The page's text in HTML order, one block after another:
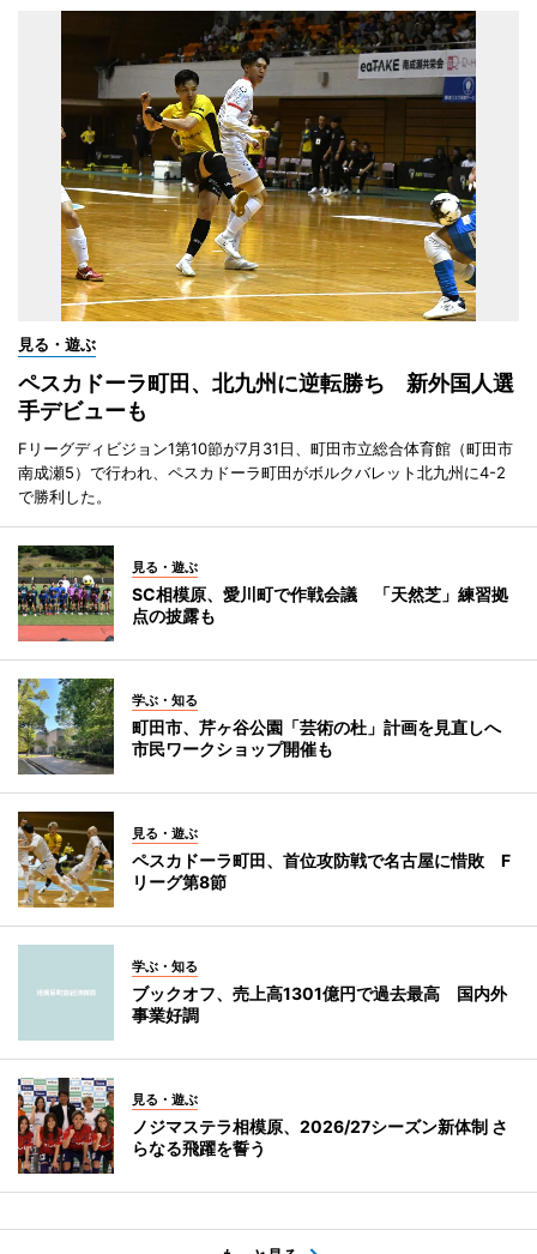
見る・遊ぶ
ペスカドーラ町田、北九州に逆転勝ち 新外国人選
手デビューも
Fリーグディビジョン1第10節が7月31日、町田市立総合体育館（町田市
南成瀬5）で行われ、ペスカドーラ町田がボルクバレット北九州に4-2
で勝利した。
見る・遊ぶ
SC相模原、愛川町で作戦会議 「天然芝」練習拠
点の披露も
学ぶ・知る
町田市、芹ヶ谷公園「芸術の杜」計画を見直しへ
市民ワークショップ開催も
見る・遊ぶ
ペスカドーラ町田、首位攻防戦で名古屋に惜敗 F
リーグ第8節
学ぶ・知る
ブックオフ、売上高1301億円で過去最高 国内外
事業好調
見る・遊ぶ
ノジマステラ相模原、2026/27シーズン新体制 さ
らなる飛躍を誓う